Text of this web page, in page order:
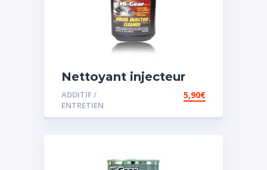
Nettoyant injecteur
diesel
ADDITIF /
ENTRETIEN
5,90€